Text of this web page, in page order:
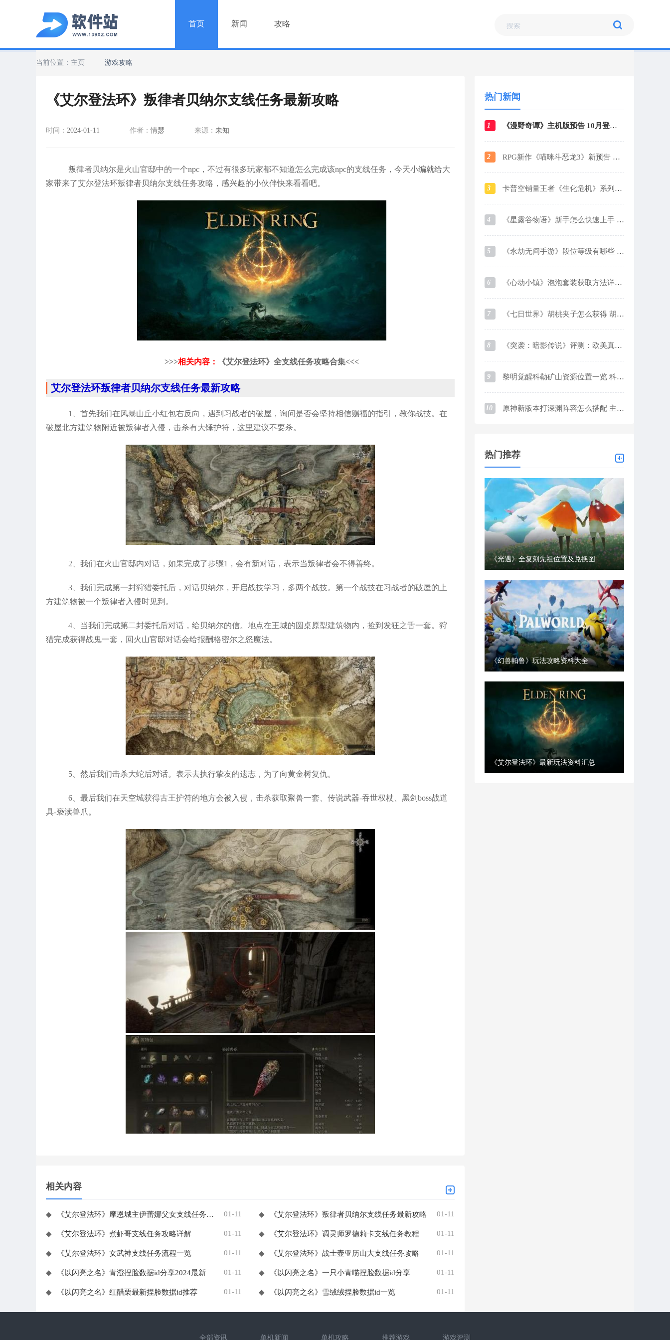
首页 新闻 攻略
当前位置： 主页 游戏攻略
《艾尔登法环》叛律者贝纳尔支线任务最新攻略
时间： 2024-01-11 作者：情瑟 来源： 未知
叛律者贝纳尔是火山官邸中的一个npc，不过有很多玩家都不知道怎么完成该npc的支线任务，今天小编就给大
家带来了艾尔登法环叛律者贝纳尔支线任务攻略，感兴趣的小伙伴快来看看吧。
>>>相关内容： 《艾尔登法环》全支线任务攻略合集<<<
艾尔登法环叛律者贝纳尔支线任务最新攻略
1、首先我们在风暴山丘小红包右反向，遇到习战者的破屋，询问是否会坚持相信赐福的指引，教你战技。在
破屋北方建筑物附近被叛律者入侵，击杀有大锤护符，这里建议不要杀。
2、我们在火山官邸内对话，如果完成了步骤1，会有新对话，表示当叛律者会不得善终。
3、我们完成第一封狩猎委托后，对话贝纳尔，开启战技学习，多两个战技。第一个战技在习战者的破屋的上
方建筑物被一个叛律者入侵时见到。
4、当我们完成第二封委托后对话，给贝纳尔的信。地点在王城的圆桌原型建筑物内，捡到发狂之舌一套。狩
猎完成获得战鬼一套，回火山官邸对话会给报酬格密尔之怒魔法。
5、然后我们击杀大蛇后对话。表示去执行挚友的遗志，为了向黄金树复仇。
6、最后我们在天空城获得古王护符的地方会被入侵，击杀获取聚兽一套、传说武器-吞世权杖、黑剑boss战道
具-亵渎兽爪。
相关内容
◆ 《艾尔登法环》摩恩城主伊蕾娜父女支线任务攻略 01-11 ◆ 《艾尔登法环》叛律者贝纳尔支线任务最新攻略 01-11
◆ 《艾尔登法环》煮虾哥支线任务攻略详解 01-11 ◆ 《艾尔登法环》调灵师罗德莉卡支线任务教程 01-11
◆ 《艾尔登法环》女武神支线任务流程一览 01-11 ◆ 《艾尔登法环》战士壶亚历山大支线任务攻略 01-11
◆ 《以闪亮之名》青澄捏脸数据id分享2024最新 01-11 ◆ 《以闪亮之名》一只小青喵捏脸数据id分享 01-11
◆ 《以闪亮之名》红醋栗最新捏脸数据id推荐 01-11 ◆ 《以闪亮之名》雪绒绒捏脸数据id一览 01-11
热门新闻
1 《漫野奇谭》主机版预告 10月登陆各大平台
2 RPG新作《喵咪斗恶龙3》新预告 战斗场景曝光
3 卡普空销量王者《生化危机》系列销量破1.6亿
4 《星露谷物语》新手怎么快速上手 新手玩法攻略指南2024
5 《永劫无间手游》段位等级有哪些 段位等级及对应分数一览
6 《心动小镇》泡泡套装获取方法详细介绍
7 《七日世界》胡桃夹子怎么获得 胡桃夹子获取方法
8 《突袭：暗影传说》评测：欧美真实系画风下的魔灵like游戏
9 黎明觉醒科勒矿山资源位置一览 科勒矿山资源采集点在哪
10 原神新版本打深渊阵容怎么搭配 主流阵容优缺点介绍及培养思路
热门推荐
《光遇》全复刻先祖位置及兑换图
《幻兽帕鲁》玩法攻略资料大全
《艾尔登法环》最新玩法资料汇总
全部资讯 单机新闻 单机攻略 推荐游戏 游戏评测